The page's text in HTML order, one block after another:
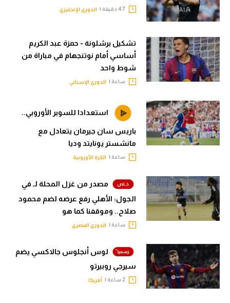
الدوري الإنجليزي
تشكيل برشلونة - حمزة عبد الكريم
أساسي أمام نوتنجهام في مباراة من
شوط واحد
ساعة | الدوري الإسباني
استعدادا للسوبر الأوروبي..
باريس سان جيرمان يتعادل مع
مانشستر يونايتد وديا
ساعة | الكرة الأوروبية
مصدر من غزل المحلة لـ في
الجول: الأهلي رفع عرضه لضم محمود
صلاح.. وموقفنا كما هو
ساعة | الدوري المصري
لوس أنجلوس جالاكسي يضم
سيرجي روبيرتو
أمريكا